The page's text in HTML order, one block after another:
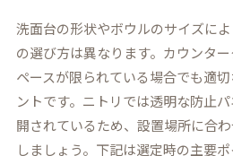
洗面台の形状やボウルのサイズに
の選び方は異なります。カウンタ
ペースが限られている場合でも適
ントです。ニトリでは透明な防止
開されているため、設置場所に合
しましょう。下記は選定時の主要ポ